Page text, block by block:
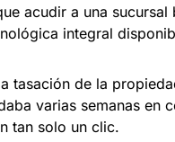
acudir a una
integral
tasación de la
varias semanas en
tan solo un clic.